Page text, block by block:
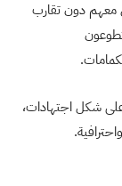
معهم دون تقارب
شكل اجتهادات،